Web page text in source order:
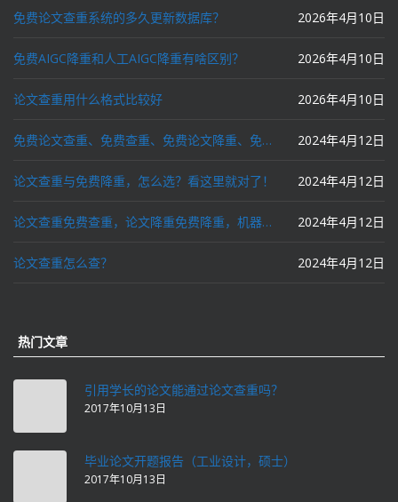
免费论文查重系统的多久更新数据库？ 2026年4月10日
免费AIGC降重和人工AIGC降重有啥区别？ 2026年4月10日
论文查重用什么格式比较好 2026年4月10日
免费论文查重、免费查重、免费论文降重、免费降重、智能降重、一键降重、降低AIGC写作率、AI写论文，这些名词你了解吗？ 2024年4月12日
论文查重与免费降重，怎么选？看这里就对了！ 2024年4月12日
论文查重免费查重，论文降重免费降重，机器降重，人工降重，降低AIGC写作率，ai写论文，都要选论文狗和paperdog以及文思慧达！ 2024年4月12日
论文查重怎么查？ 2024年4月12日
热门文章
引用学长的论文能通过论文查重吗？
2017年10月13日
毕业论文开题报告（工业设计，硕士）
2017年10月13日